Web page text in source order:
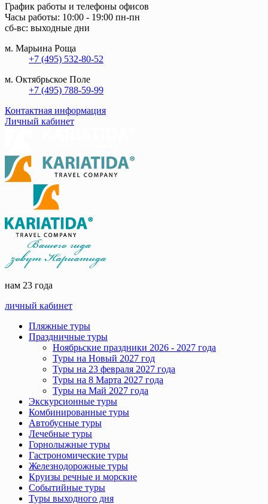
График работы и телефоны офисов
Часы работы: 10:00 - 19:00 пн-пн
сб-вс: выходные дни
м. Марьина Роща
+7 (495) 532-80-52
м. Октябрьское Поле
+7 (495) 788-59-99
Контактная информация
Личный кабинет
нам 23 года
личный кабинет
Пляжные туры
Праздничные туры
Ноябрьские праздники 2026 - 2027 года
Туры на Новый 2027 год
Туры на 23 февраля 2027 года
Туры на 8 Марта 2027 года
Туры на Май 2027 года
Экскурсионные туры
Комбинированные туры
Автобусные туры
Лечебные туры
Горнолыжные туры
Гастрономические туры
Железнодорожные туры
Круизы речные и морские
Событийные туры
Туры выходного дня